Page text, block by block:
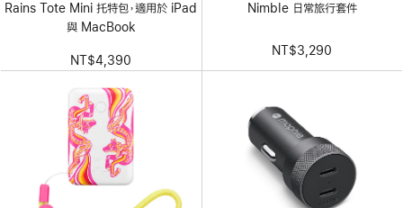
Rains Tote Mini 托特包，適用於 iPad
與 MacBook
NT$4,390
Nimble 日常旅行套件
NT$3,290